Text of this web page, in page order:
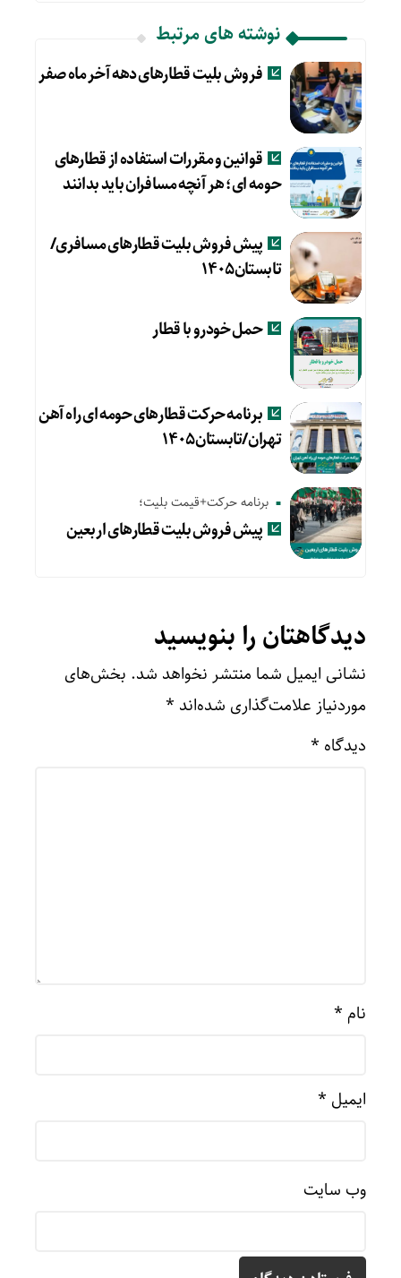
نوشته های مرتبط
فروش بلیت قطارهای دهه آخر ماه صفر
قوانین و مقررات استفاده از قطارهای
حومه ای؛ هر آنچه مسافران باید بدانند
پیش فروش بلیت قطارهای مسافری/
تابستان۱۴۰۵
حمل خودرو با قطار
برنامه حرکت قطارهای حومه ای راه آهن
تهران/تابستان۱۴۰۵
برنامه حرکت+قیمت بلیت؛
پیش‌ فروش بلیت قطارهای اربعین
دیدگاهتان را بنویسید
نشانی ایمیل شما منتشر نخواهد شد. بخش‌های
موردنیاز علامت‌گذاری شده‌اند *
دیدگاه *
نام *
ایمیل *
وب‌ سایت